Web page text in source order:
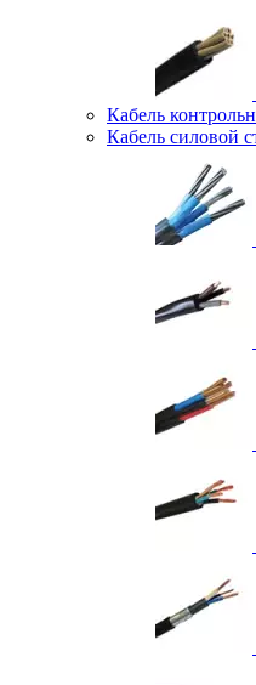
Кабель
Кабель силовой